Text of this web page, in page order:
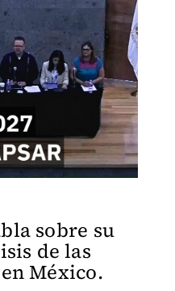
sobre su
de las
México.